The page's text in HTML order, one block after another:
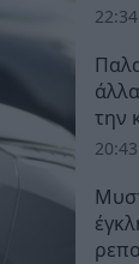
22:34
την
20:43